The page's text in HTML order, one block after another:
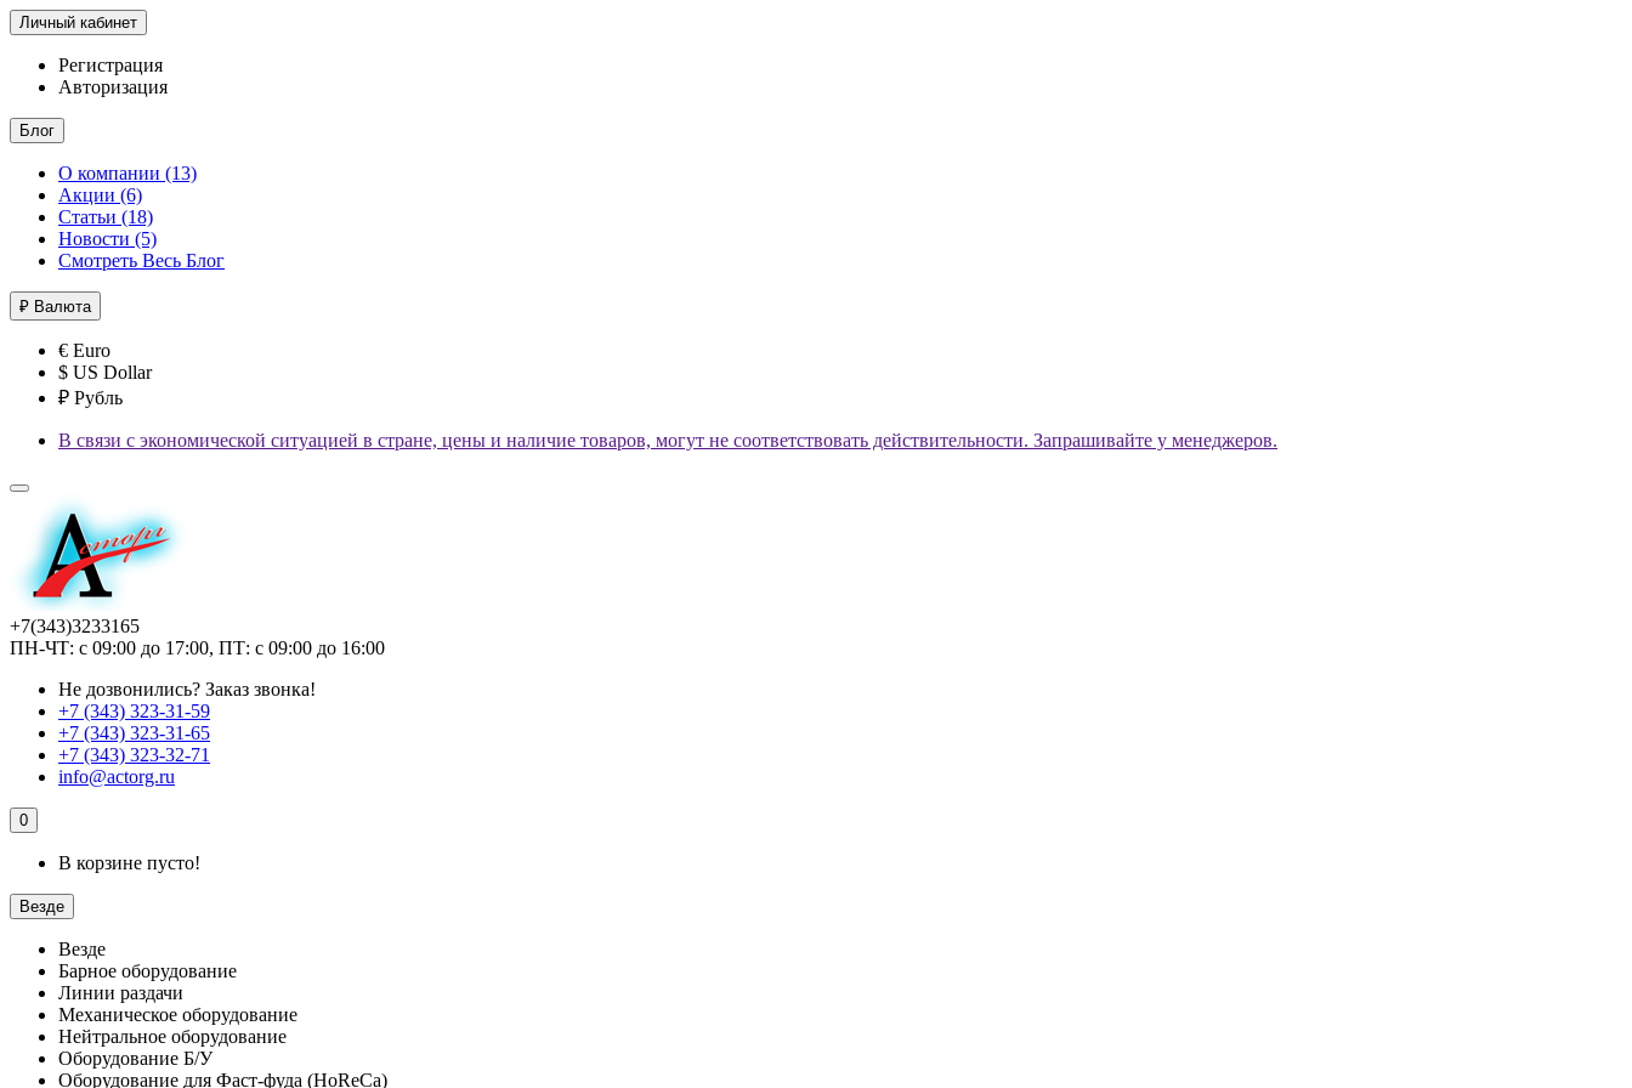
Личный кабинет
Регистрация
Авторизация
Блог
О компании (13)
Акции (6)
Статьи (18)
Новости (5)
Смотреть Весь Блог
₽ Валюта
€ Euro
$ US Dollar
₽ Рубль
В связи с экономической ситуацией в стране, цены и наличие товаров, могут не соответствовать действительности. Запрашивайте у менеджеров.
+7(343)3233165
ПН-ЧТ: с 09:00 до 17:00, ПТ: с 09:00 до 16:00
Не дозвонились? Заказ звонка!
+7 (343) 323-31-59
+7 (343) 323-31-65
+7 (343) 323-32-71
info@actorg.ru
0
В корзине пусто!
Везде
Везде
Барное оборудование
Линии раздачи
Механическое оборудование
Нейтральное оборудование
Оборудование Б/У
Оборудование для Фаст-фуда (HoReCa)